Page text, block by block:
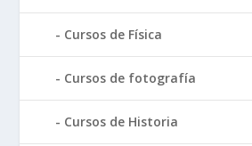
Cursos de Física
Cursos de fotografía
Cursos de Historia